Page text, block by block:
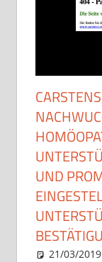
UND
21/03/2019